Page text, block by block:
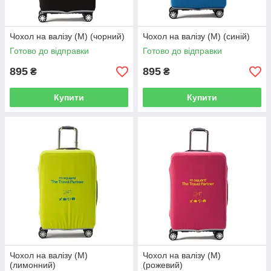
Чохол на валізу (М) (чорний)
Готово до відправки
895 ₴
Купити
Чохол на валізу (М) (синій)
Готово до відправки
895 ₴
Купити
Чохол на валізу (М)
(лимонний)
Чохол на валізу (M)
(рожевий)